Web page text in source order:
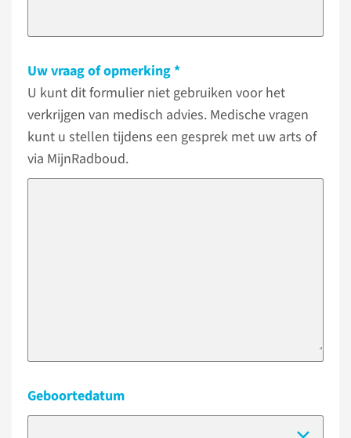
Uw vraag of opmerking
U kunt dit formulier niet gebruiken voor het
verkrijgen van medisch advies. Medische vragen
kunt u stellen tijdens een gesprek met uw arts of
via MijnRadboud.
Geboortedatum